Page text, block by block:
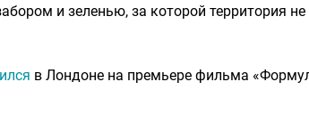
и зеленью, за которой территория не
в Лондоне на премьере фильма